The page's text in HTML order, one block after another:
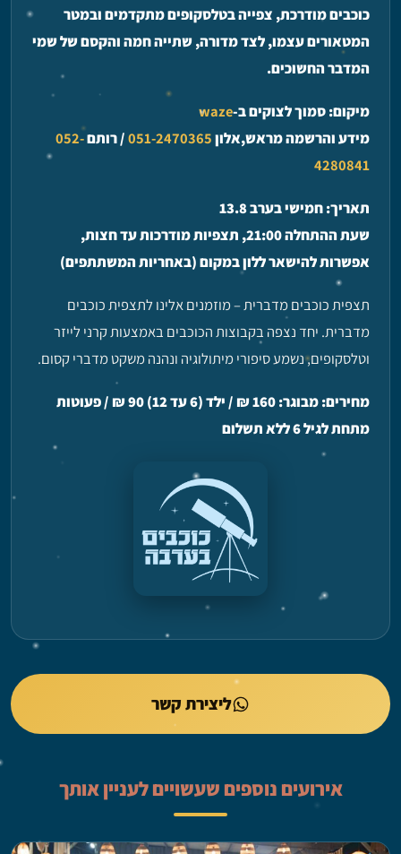
כוכבים מודרכת, צפייה בטלסקופים מתקדמים ובמטר
המטאורים עצמו, לצד מדורה, שתייה חמה והקסם של שמי
המדבר החשוכים.
מיקום: סמוך לצוקים ב-waze
מידע והרשמה מראש,אלון051-2470365/ רותם052-
4280841
תאריך: חמישי בערב 13.8
שעת ההתחלה 21:00, תצפיות מודרכות עד חצות,
אפשרות להישאר ללון במקום (באחריות המשתתפים)
תצפית כוכבים מדברית – מוזמנים אלינו לתצפית כוכבים
מדברית. יחד נצפה בקבוצות הכוכבים באמצעות קרני לייזר
וטלסקופים, נשמע סיפורי מיתולוגיה ונהנה משקט מדברי קסום.
מחירים: מבוגר: 160 ₪/ ילד (6 עד 12) 90 ₪/ פעוטות
מתחת לגיל 6 ללא תשלום
ליצירת קשר
אירועים נוספים שעשויים לעניין אותך